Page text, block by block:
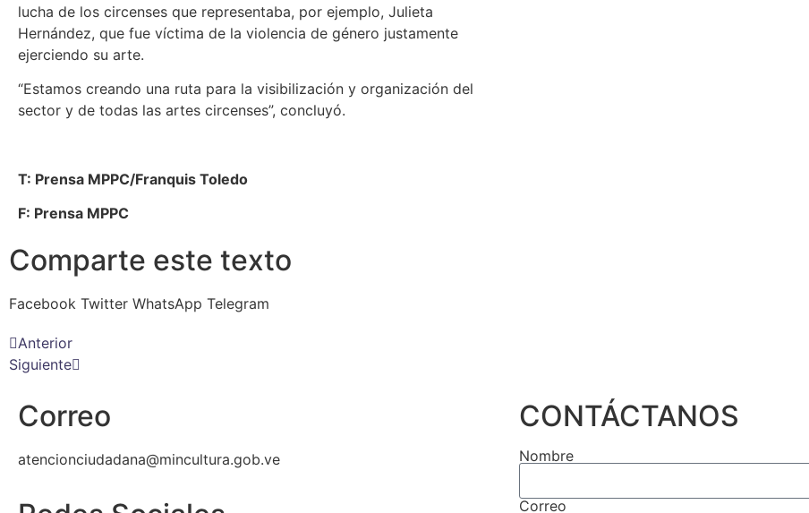
lucha de los circenses que representaba, por ejemplo, Julieta
Hernández, que fue víctima de la violencia de género justamente
ejerciendo su arte.
“Estamos creando una ruta para la visibilización y organización del
sector y de todas las artes circenses”, concluyó.
T: Prensa MPPC/Franquis Toledo
F: Prensa MPPC
Comparte este texto
Facebook Twitter WhatsApp Telegram
Anterior
Siguiente
Correo
atencionciudadana@mincultura.gob.ve
CONTÁCTANOS
Nombre
Correo